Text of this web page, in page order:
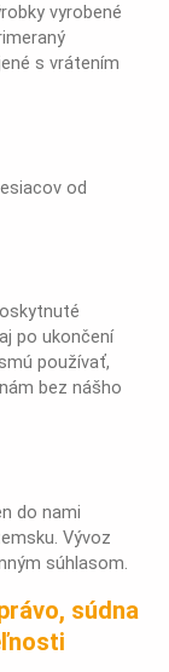
vyrobené
s vrátením
od
po ukončení
používať,
bez nášho
do nami
Vývoz
súhlasom.
súdna